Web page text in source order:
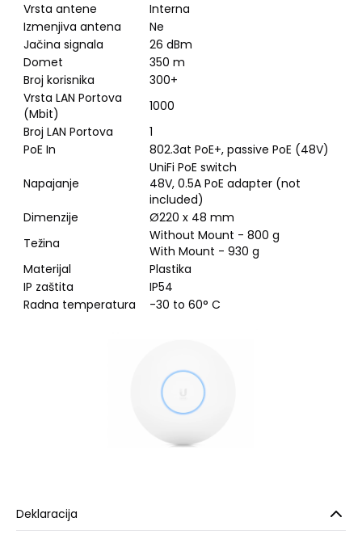
Vrsta antene
Interna
Izmenjiva antena
Ne
Jačina signala
26 dBm
Domet
350 m
Broj korisnika
300+
Vrsta LAN Portova
(Mbit)
1000
Broj LAN Portova
1
PoE In
802.3at PoE+, passive PoE (48V)
Napajanje
UniFi PoE switch
48V, 0.5A PoE adapter (not
included)
Dimenzije
Ø220 x 48 mm
Težina
Without Mount - 800 g
With Mount - 930 g
Materijal
Plastika
IP zaštita
IP54
Radna temperatura
-30 to 60° C
Deklaracija